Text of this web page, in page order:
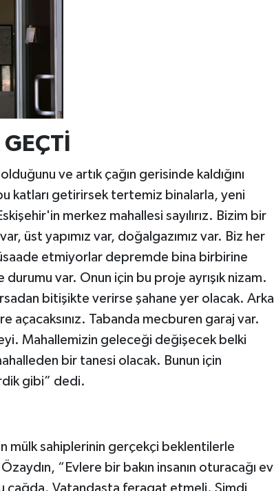
ve artık çağın gerisinde kaldığını
katları getirirsek tertemiz binalarla, yeni
merkez mahallesi sayılırız. Bizim bir
üst yapımız var, doğalgazımız var. Biz her
etmiyorlar depremde bina birbirine
var. Onun için bu proje ayrışık nizam.
bitişikte verirse şahane yer olacak. Arka
açacaksınız. Tabanda mecburen garaj var.
Mahallemizin geleceği değişecek belki
bir tanesi olacak. Bunun için
gibi” dedi.
mülk sahiplerinin gerçekçi beklentilerle
“Evlere bir bakın insanın oturacağı ev